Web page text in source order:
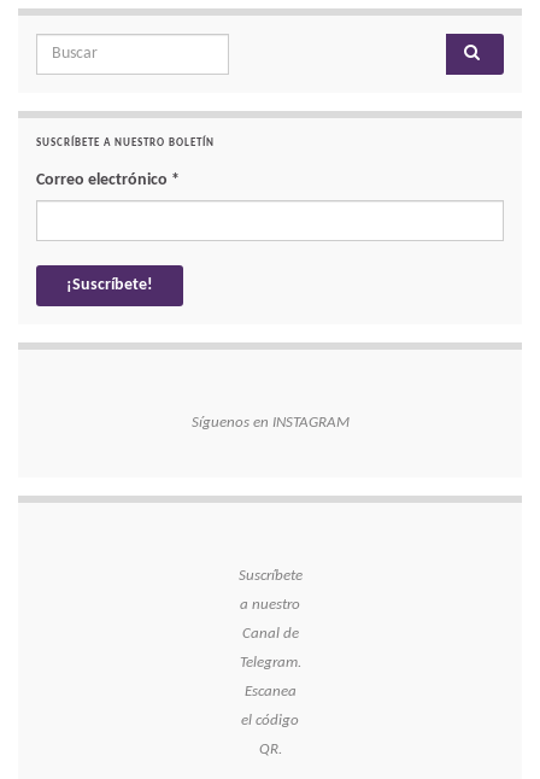
Search for:
SUSCRÍBETE A NUESTRO BOLETÍN
Correo electrónico *
Síguenos en INSTAGRAM
Suscríbete
a nuestro
Canal de
Telegram.
Escanea
el código
QR.